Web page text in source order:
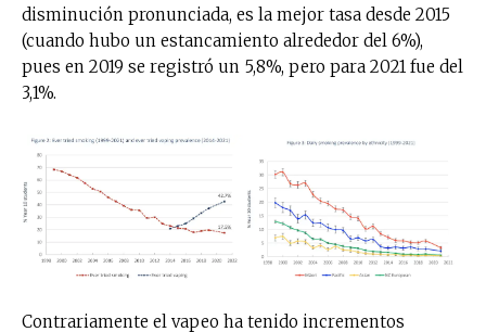
disminución pronunciada, es la mejor tasa desde 2015
(cuando hubo un estancamiento alrededor del 6%),
pues en 2019 se registró un 5,8%, pero para 2021 fue del
3,1%.
Contrariamente el vapeo ha tenido incrementos